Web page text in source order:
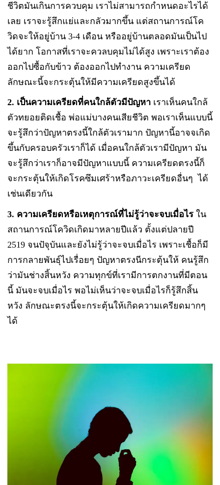
ชีวิตมันเกินการควบคุม เราไม่สามารถกำหนดอะไรได้
เลย เราจะรู้สึกแย่และกลัวมากขึ้น แต่สถานการณ์โค
วิดจะให้อยู่บ้าน 3-4 เดือน หรืออยู่บ้านตลอดมันเป็นไป
ได้ยาก โอกาสที่เราจะควลบคุมไม่ได้สูง เพราะเราต้อง
ออกไปซื้อกับข้าว ต้องออกไปทำงาน ความเครียด
ลักษณะนี้จะกระตุ้นให้มีความเครียดสูงขึ้นได้
2. เป็นความเครียดที่คนใกล้ตัวมีปัญหา เราเห็นคนใกล้
ตัวทยอยติดเชื้อ พ่อแม่บางคนเสียชีวิต พอเราเห็นแบบนี้
จะรู้สึกว่าปัญหาตรงนี้ใกล้ตัวเรามาก ปัญหานี้อาจจเกิด
ขึ้นกับครอบครัวเราก็ได้ เมื่อคนใกล้ตัวเรามีปัญหา มัน
จะรู้สึกว่าเราก็อาจมีปัญหาแบบนี้ ความเครียดตรงนี้ก็
จะกระตุ้นให้เกิดโรคซึมเศร้าหรือภาวะเครียดอื่นๆ ได้
เช่นเดียวกัน
3. ความเครียดหรือเหตุการณ์ที่ไม่รู้ว่าจะจบเมื่อไร ใน
สถานการณ์โควิดเกิดมาหลายปีแล้ว ตั้งแต่ปลายปี
2519 จนปัจุบันและยังไม่รู้ว่าจะจบเมื่อไร เพราะเชื้อก็มี
การกลายพันธุ์ไปเรื่อยๆ ปัญหาตรงนีกระตุ้นให้ คนรู้สึก
ว่ามันช่างสิ้นหวัง ความทุกข์ที่เรามีการตกงานที่มีตอน
นี้ มันจะจบเมื่อไร พอไม่เห็นว่าจะจบเมื่อไรก็รู้สึกสิ้น
หวัง ลักษณะตรงนี้จะกระตุ้นให้เกิดความเครียดมากๆ
ได้